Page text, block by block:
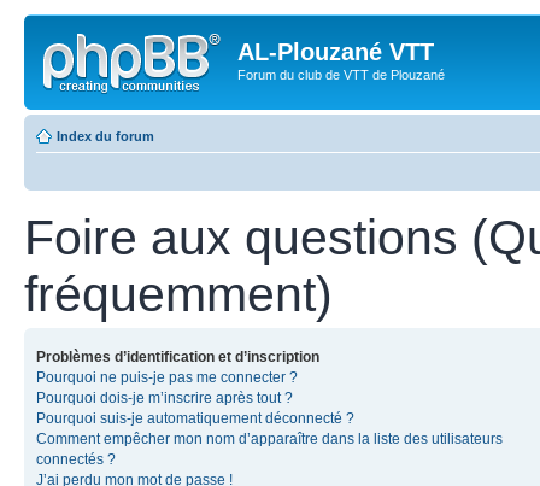
AL-Plouzané VTT
Forum du club de VTT de Plouzané
Index du forum
Foire aux questions
fréquemment)
Problèmes d’identification et d’inscription
Pourquoi ne puis-je pas me connecter ?
Pourquoi dois-je m’inscrire après tout ?
Pourquoi suis-je automatiquement déconnecté ?
Comment empêcher mon nom d’apparaître dans la liste des utilisateurs
connectés ?
J’ai perdu mon mot de passe !